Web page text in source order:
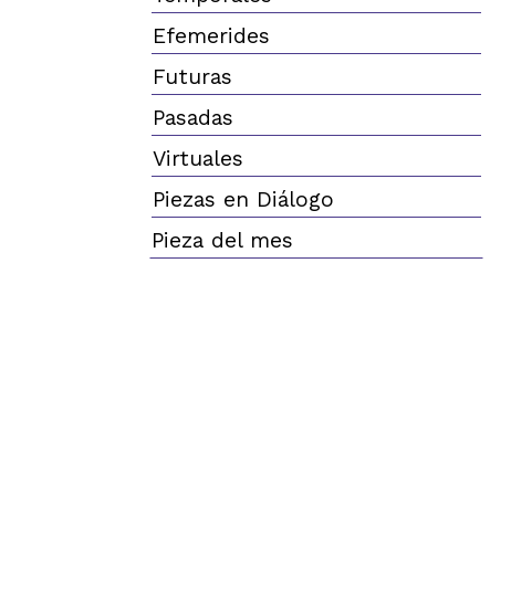
Efemerides
Futuras
Pasadas
Virtuales
Piezas en Diálogo
Pieza del mes